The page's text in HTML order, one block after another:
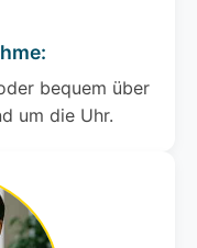
bequem über
um die Uhr.